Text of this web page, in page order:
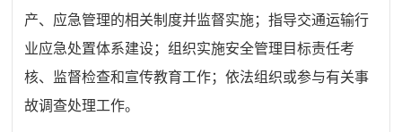
产、应急管理的相关制度并监督实施；指导交通运输行
业应急处置体系建设；组织实施安全管理目标责任考
核、监督检查和宣传教育工作；依法组织或参与有关事
故调查处理工作。